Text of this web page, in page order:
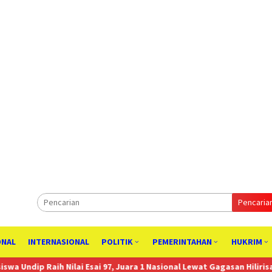
INTERNASIONAL POLITIK PEMERINTAHAN HUKRIM
Nilai Esai 97, Juara 1 Nasional Lewat Gagasan Hilirisasi Rumput